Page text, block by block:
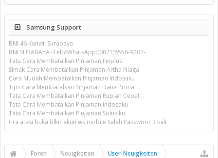
Samsung Support
BNI 46 Kanwil Surabaya
BNI SURABAYA -Telp/WhatsApp:(0821)8556-9202-
Tata Cara Membatalkan Pinjaman Finplus
Simak Cara Membatalkan Pinjaman Artha Niaga
Cara Mudah Membatalkan Pinjaman Indosaku
Tips Cara Membatalkan Pinjaman Dana Prima
Tata Cara Membatalkan Pinjaman Rupiah Cepat
Tata Cara Membatalkan Pinjaman Indosaku
Tata Cara Membatalkan Pinjaman Solusiku
Cra atasi buka blkir akun ws mobile Salah Password 3 kali
Foren Neuigkeiten User-Neuigkeiten